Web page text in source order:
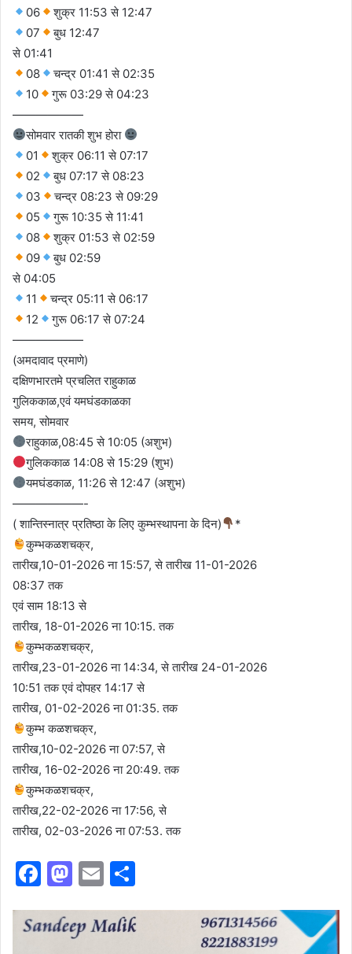
06
शुक्र 11:53 से 12:47
07
बुध 12:47
से 01:41
08
चन्द्र 01:41 से 02:35
10
गुरू 03:29 से 04:23
——————
सोमवार रातकी शुभ होरा
01
शुक्र 06:11 से 07:17
02
बुध 07:17 से 08:23
03
चन्द्र 08:23 से 09:29
05
गुरू 10:35 से 11:41
08
शुक्र 01:53 से 02:59
09
बुध 02:59
से 04:05
11
चन्द्र 05:11 से 06:17
12
गुरू 06:17 से 07:24
——————
(अमदावाद प्रमाणे)
दक्षिणभारतमे प्रचलित राहुकाळ
गुलिककाळ,एवं यमघंडकाळका
समय, सोमवार
राहुकाळ,08:45 से 10:05 (अशुभ)
गुलिककाळ 14:08 से 15:29 (शुभ)
यमघंडकाळ, 11:26 से 12:47 (अशुभ)
——————-
( शान्तिस्नात्र प्रतिष्ठा के लिए कुम्भस्थापना के दिन)
*
कुम्भकळशचक्र,
तारीख,10-01-2026 ना 15:57, से तारीख 11-01-2026
08:37 तक
एवं साम 18:13 से
तारीख, 18-01-2026 ना 10:15. तक
कुम्भकळशचक्र,
तारीख,23-01-2026 ना 14:34, से तारीख 24-01-2026
10:51 तक एवं दोपहर 14:17 से
तारीख, 01-02-2026 ना 01:35. तक
कुम्भ कळशचक्र,
तारीख,10-02-2026 ना 07:57, से
तारीख, 16-02-2026 ना 20:49. तक
कुम्भकळशचक्र,
तारीख,22-02-2026 ना 17:56, से
तारीख, 02-03-2026 ना 07:53. तक
F
c
M
st
E
ai ar